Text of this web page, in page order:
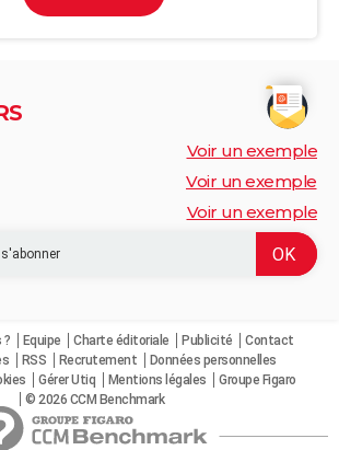
Voir un exemple
Voir un exemple
Voir un exemple
? Equipe Charte éditoriale Publicité
Contact
RSS Recrutement
Données personnelles
Gérer Utiq Mentions légales
Groupe Figaro
© 2026 CCM Benchmark